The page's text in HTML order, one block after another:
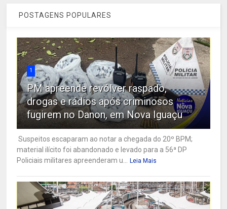
POSTAGENS POPULARES
1
PM apreende revólver raspado,
drogas e rádios após criminosos
fugirem no Danon, em Nova Iguaçu
Suspeitos escaparam ao notar a chegada do 20º BPM;
material ilícito foi abandonado e levado para a 56ª DP
Policiais militares apreenderam u...
Leia Mais